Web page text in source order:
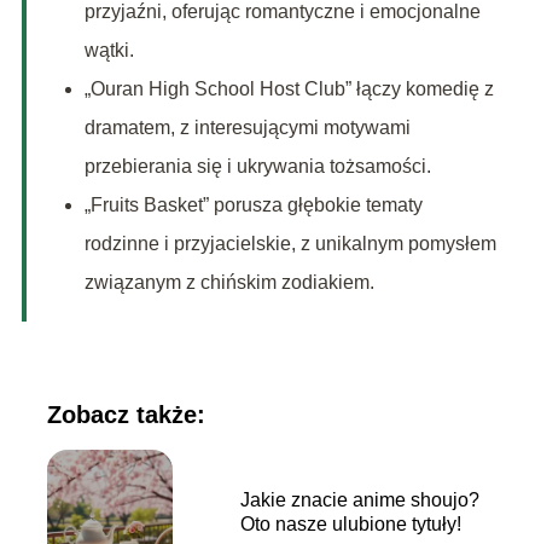
przyjaźni, oferując romantyczne i emocjonalne
wątki.
„Ouran High School Host Club” łączy komedię z
dramatem, z interesującymi motywami
przebierania się i ukrywania tożsamości.
„Fruits Basket” porusza głębokie tematy
rodzinne i przyjacielskie, z unikalnym pomysłem
związanym z chińskim zodiakiem.
Zobacz także:
Jakie znacie anime shoujo?
Oto nasze ulubione tytuły!